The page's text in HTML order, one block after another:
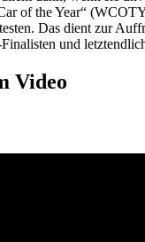
of the Year“
Das dient zur
und
Video